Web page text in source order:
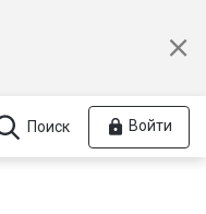
Поиск Войти